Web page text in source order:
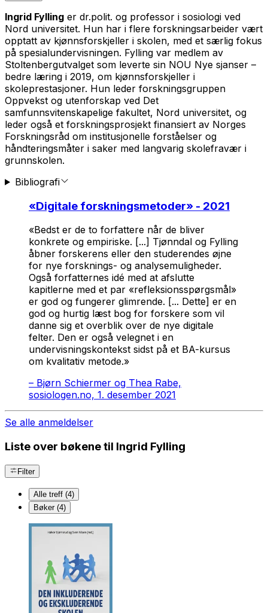
Ingrid Fylling er dr.polit. og professor i sosiologi ved
Nord universitet. Hun har i flere forskningsarbeider vært
opptatt av kjønnsforskjeller i skolen, med et særlig fokus
på spesialundervisningen. Fylling var medlem av
Stoltenbergutvalget som leverte sin NOU Nye sjanser –
bedre læring i 2019, om kjønnsforskjeller i
skoleprestasjoner. Hun leder forskningsgruppen
Oppvekst og utenforskap ved Det
samfunnsvitenskapelige fakultet, Nord universitet, og
leder også et forskningsprosjekt finansiert av Norges
Forskningsråd om institusjonelle forståelser og
håndteringsmåter i saker med langvarig skolefravær i
grunnskolen.
Bibliografi
«Digitale forskningsmetoder» - 2021
«Bedst er de to forfattere når de bliver
konkrete og empiriske. [...] Tjønndal og Fylling
åbner forskerens eller den studerendes øjne
for nye forsknings- og analysemuligheder.
Også forfatternes idé med at afslutte
kapitlerne med et par «refleksionsspørgsmål»
er god og fungerer glimrende. [... Dette] er en
god og hurtig læst bog for forskere som vil
danne sig et overblik over de nye digitale
felter. Den er også velegnet i en
undervisningskontekst sidst på et BA-kursus
om kvalitativ metode.»
– Bjørn Schiermer og Thea Rabe,
sosiologen.no, 1. desember 2021
Se alle anmeldelser
Liste over bøkene til Ingrid Fylling
Filter
Alle treff (4)
Bøker (4)